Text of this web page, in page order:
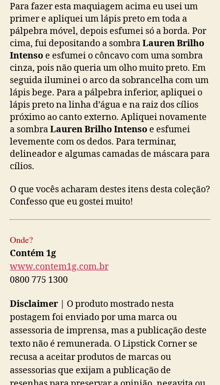
Para fazer esta maquiagem acima eu usei um
primer e apliquei um lápis preto em toda a
pálpebra móvel, depois esfumei só a borda. Por
cima, fui depositando a sombraLauren Brilho
Intenso e esfumei o côncavo com uma sombra
cinza, pois não queria um olho muito preto. Em
seguida iluminei o arco da sobrancelha com um
lápis bege. Para a pálpebra inferior, apliquei o
lápis preto na linha d’água e na raiz dos cílios
próximo ao canto externo. Apliquei novamente
a sombraLauren Brilho Intenso e esfumei
levemente com os dedos. Para terminar,
delineador e algumas camadas de máscara para
cílios.
O que vocês acharam destes itens desta coleção?
Confesso que eu gostei muito!
Onde?
Contém 1g
www.contem1g.com.br
0800 775 1300
Disclaimer | O produto mostrado nesta
postagem foi enviado por uma marca ou
assessoria de imprensa, mas a publicação deste
texto não é remunerada. O Lipstick Corner se
recusa a aceitar produtos de marcas ou
assessorias que exijam a publicação de